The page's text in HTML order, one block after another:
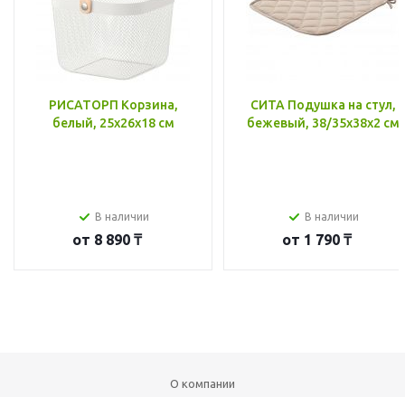
РИСАТОРП Корзина,
белый, 25x26x18 см
В наличии
от 8 890 ₸
СИТА Подушка на стул,
бежевый, 38/35x38x2 см
В наличии
от 1 790 ₸
О компании